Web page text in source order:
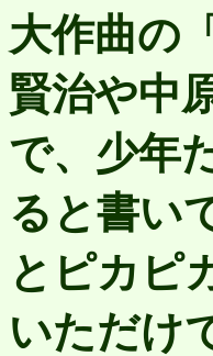
大作曲の
賢治や中
で、少年
ると書い
とピカピ
いただけ